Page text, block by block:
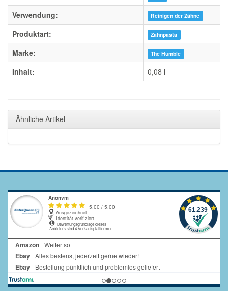
Verwendung: Reinigen der Zähne
Produktart: Zahnpasta
Marke: The Humble
Inhalt: 0,08 l
Ähnliche Artikel